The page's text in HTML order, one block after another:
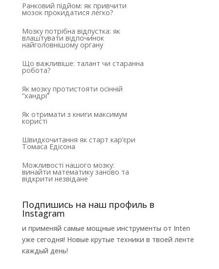
Ранковий підйом: як привчити
мозок прокидатися легко?
Мозку потрібна відпустка: як
влаштувати відпочинок
найголовнішому органу
Що важливіше: талант чи старанна
робота?
Як мозку протистояти осінній
“хандрі”
Як отримати з книги максимум
користі
Швидкочитання як старт кар’єри
Томаса Едісона
Можливості нашого мозку:
винайти математику заново та
відкрити незвідане
Подпишись на наш профиль в
Instagram
и применяй самые мощные инструменты от Inten
уже сегодня! Новые крутые техники в твоей ленте
каждый день!